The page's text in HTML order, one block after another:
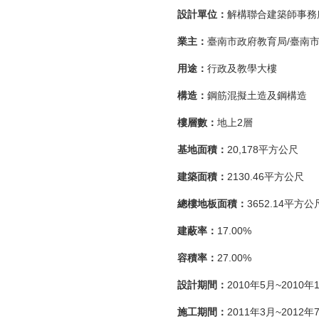
設計單位： 解構聯合建築師事務
業主： 臺南市政府教育局/臺南
用途： 行政及教學大樓
構造： 鋼筋混擬土造及鋼構造
樓層數： 地上2層
基地面積： 20,178平方公尺
建築面積： 2130.46平方公尺
總樓地板面積： 3652.14平方公
建蔽率： 17.00%
容積率： 27.00%
設計期間： 2010年5月~2010年
施工期間： 2011年3月~2012年